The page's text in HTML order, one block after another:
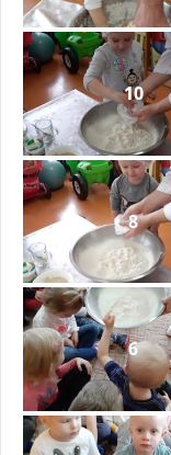
10
8
6